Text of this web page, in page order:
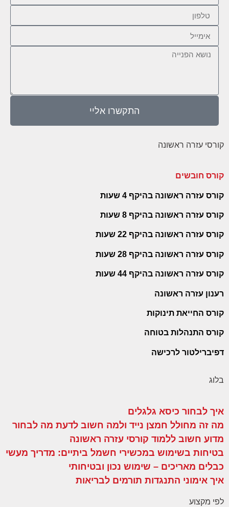
התקשרו אליי
קורסי עזרה ראשונה
קורס חובשים
קורס עזרה ראשונה בהיקף 4 שעות
קורס עזרה ראשונה בהיקף 8 שעות
קורס עזרה ראשונה בהיקף 22 שעות
קורס עזרה ראשונה בהיקף 28 שעות
קורס עזרה ראשונה בהיקף 44 שעות
רענון עזרה ראשונה
קורס החייאת תינוקות
קורס התנהלות בטוחה
דפיברילטור לרכישה
בלוג
איך לבחור כיסא גלגלים
מה זה מחולל חמצן נייד ולמה חשוב לדעת מה לבחור
מדוע חשוב ללמוד קורסי עזרה ראשונה
בטיחות בשימוש במכשירי חשמל ביתיים: מדריך מעשי
כבלים מאריכים – שימוש נכון ובטיחותי
איך אימוני התנגדות תורמים לבריאות
לפי מקצוע